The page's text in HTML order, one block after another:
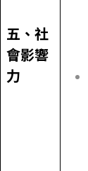
五、社
會影響
力